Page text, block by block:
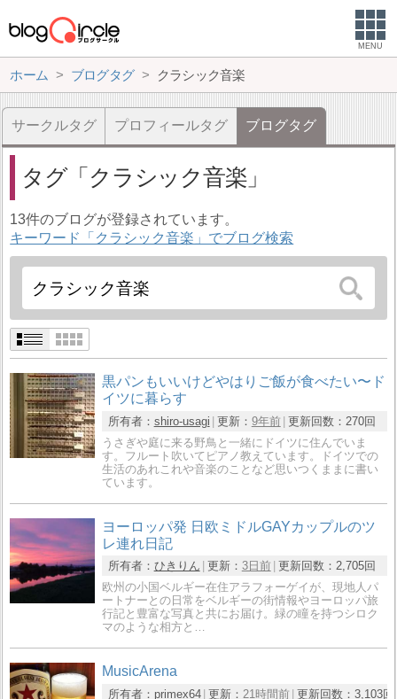
MENU
ホーム ブログタグ クラシック音楽
サークルタグ プロフィールタグ ブログタグ
タグ クラシック音楽
13件のブログが登録されています。
キーワード「クラシック音楽」でブログ検索
黒パンもいいけどやはりご飯が食べたい〜ド
イツに暮らす
所有者： shiro-usagi 更新： 9年前 更新回数： 270回
うさぎや庭に来る野鳥と一緒にドイツに住んでいま
す。フルート吹いてピアノ教えています。ドイツでの
生活のあれこれや音楽のことなど思いつくままに書い
ています。
ヨーロッパ発 日欧ミドルGAYカップルのツ
レ連れ日記
所有者： ひきりん 更新： 3日前 更新回数： 2,705回
欧州の小国ベルギー在住アラフォーゲイが、現地人パ
ートナーとの日常をベルギーの街情報やヨーロッパ旅
行記と豊富な写真と共にお届け。緑の瞳を持つシロク
マのような相方と…
MusicArena
所有者： primex64 更新： 21時間前 更新回数： 3,103回